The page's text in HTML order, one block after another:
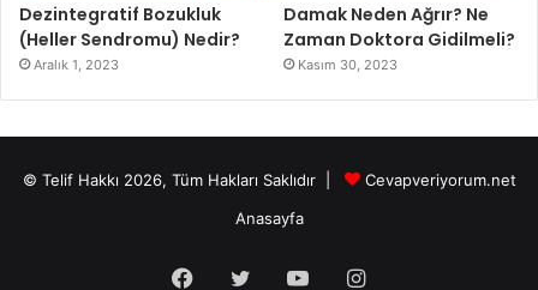
Dezintegratif Bozukluk
(Heller Sendromu) Nedir?
Aralık 1, 2023
Damak Neden Ağrır? Ne
Zaman Doktora Gidilmeli?
Kasım 30, 2023
© Telif Hakkı 2026, Tüm Hakları Saklıdır |
Cevapveriyorum.net
Anasayfa
Facebook
TwitterYouTubeInstagram